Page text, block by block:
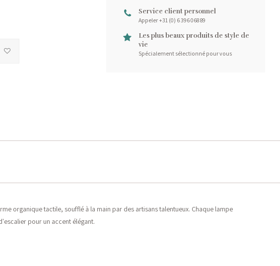
Service client personnel
Appeler +31 (0) 6 396 068 89
Les plus beaux produits de style de
vie
Spécialement sélectionné pour vous
organique tactile, soufflé à la main par des artisans talentueux. Chaque lampe
pour un accent élégant.